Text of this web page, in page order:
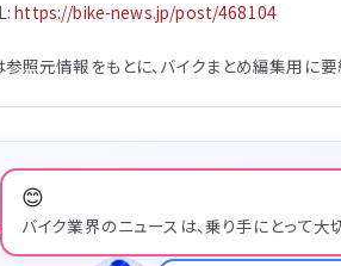
https://bike-news.jp/post/468104
照元情報をもとに、バイクまとめ編集用に要
😊
バイク業界のニュースは、乗り手にとって大